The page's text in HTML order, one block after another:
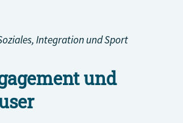
Integration und Sport
und